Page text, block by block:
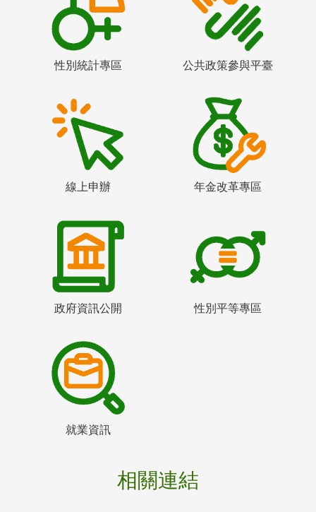
性別統計專區 公共政策參與平臺
線上申辦 年金改革專區
政府資訊公開 性別平等專區
就業資訊
相關連結